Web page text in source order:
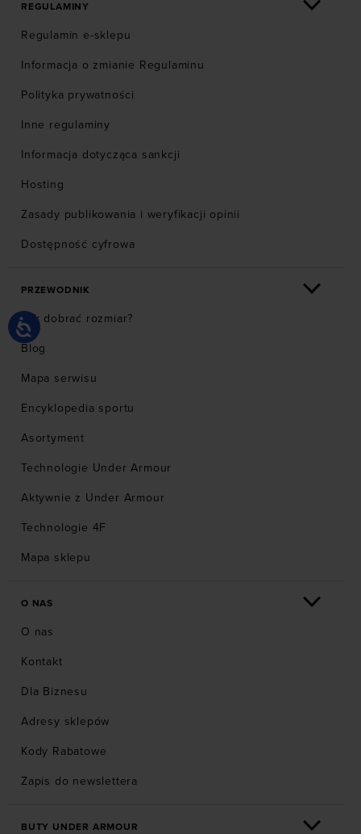
REGULAMINY
Regulamin e-sklepu
Informacja o zmianie Regulaminu
Polityka prywatności
Inne regulaminy
Informacja dotycząca sankcji
Hosting
Zasady publikowania i weryfikacji opinii
Dostępność cyfrowa
PRZEWODNIK
Jak dobrać rozmiar?
Blog
Mapa serwisu
Encyklopedia sportu
Asortyment
Technologie Under Armour
Aktywnie z Under Armour
Technologie 4F
Mapa sklepu
O NAS
O nas
Kontakt
Dla Biznesu
Adresy sklepów
Kody Rabatowe
Zapis do newslettera
BUTY UNDER ARMOUR